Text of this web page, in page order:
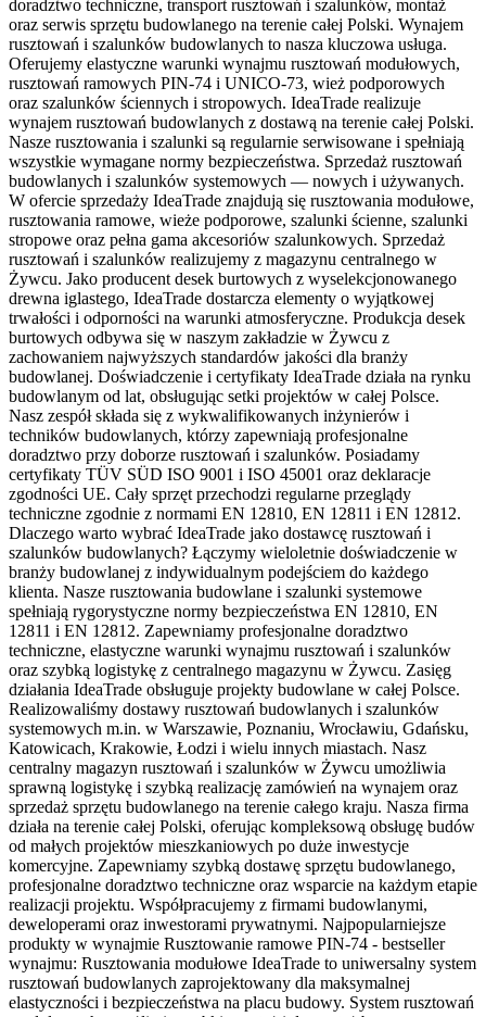
doradztwo techniczne, transport rusztowań i szalunków, montaż
oraz serwis sprzętu budowlanego na terenie całej Polski. Wynajem
rusztowań i szalunków budowlanych to nasza kluczowa usługa.
Oferujemy elastyczne warunki wynajmu rusztowań modułowych,
rusztowań ramowych PIN-74 i UNICO-73, wież podporowych
oraz szalunków ściennych i stropowych. IdeaTrade realizuje
wynajem rusztowań budowlanych z dostawą na terenie całej Polski.
Nasze rusztowania i szalunki są regularnie serwisowane i spełniają
wszystkie wymagane normy bezpieczeństwa. Sprzedaż rusztowań
budowlanych i szalunków systemowych — nowych i używanych.
W ofercie sprzedaży IdeaTrade znajdują się rusztowania modułowe,
rusztowania ramowe, wieże podporowe, szalunki ścienne, szalunki
stropowe oraz pełna gama akcesoriów szalunkowych. Sprzedaż
rusztowań i szalunków realizujemy z magazynu centralnego w
Żywcu. Jako producent desek burtowych z wyselekcjonowanego
drewna iglastego, IdeaTrade dostarcza elementy o wyjątkowej
trwałości i odporności na warunki atmosferyczne. Produkcja desek
burtowych odbywa się w naszym zakładzie w Żywcu z
zachowaniem najwyższych standardów jakości dla branży
budowlanej. Doświadczenie i certyfikaty IdeaTrade działa na rynku
budowlanym od lat, obsługując setki projektów w całej Polsce.
Nasz zespół składa się z wykwalifikowanych inżynierów i
techników budowlanych, którzy zapewniają profesjonalne
doradztwo przy doborze rusztowań i szalunków. Posiadamy
certyfikaty TÜV SÜD ISO 9001 i ISO 45001 oraz deklaracje
zgodności UE. Cały sprzęt przechodzi regularne przeglądy
techniczne zgodnie z normami EN 12810, EN 12811 i EN 12812.
Dlaczego warto wybrać IdeaTrade jako dostawcę rusztowań i
szalunków budowlanych? Łączymy wieloletnie doświadczenie w
branży budowlanej z indywidualnym podejściem do każdego
klienta. Nasze rusztowania budowlane i szalunki systemowe
spełniają rygorystyczne normy bezpieczeństwa EN 12810, EN
12811 i EN 12812. Zapewniamy profesjonalne doradztwo
techniczne, elastyczne warunki wynajmu rusztowań i szalunków
oraz szybką logistykę z centralnego magazynu w Żywcu. Zasięg
działania IdeaTrade obsługuje projekty budowlane w całej Polsce.
Realizowaliśmy dostawy rusztowań budowlanych i szalunków
systemowych m.in. w Warszawie, Poznaniu, Wrocławiu, Gdańsku,
Katowicach, Krakowie, Łodzi i wielu innych miastach. Nasz
centralny magazyn rusztowań i szalunków w Żywcu umożliwia
sprawną logistykę i szybką realizację zamówień na wynajem oraz
sprzedaż sprzętu budowlanego na terenie całego kraju. Nasza firma
działa na terenie całej Polski, oferując kompleksową obsługę budów
od małych projektów mieszkaniowych po duże inwestycje
komercyjne. Zapewniamy szybką dostawę sprzętu budowlanego,
profesjonalne doradztwo techniczne oraz wsparcie na każdym etapie
realizacji projektu. Współpracujemy z firmami budowlanymi,
deweloperami oraz inwestorami prywatnymi. Najpopularniejsze
produkty w wynajmie Rusztowanie ramowe PIN-74 - bestseller
wynajmu: Rusztowania modułowe IdeaTrade to uniwersalny system
rusztowań budowlanych zaprojektowany dla maksymalnej
elastyczności i bezpieczeństwa na placu budowy. System rusztowań